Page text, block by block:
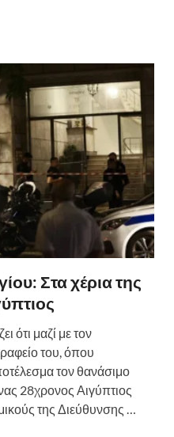
Στα χέρια της
ότι μαζί με τον
του, όπου
τον θανάσιμο
28χρονος Αιγύπτιος
της Διεύθυνσης …